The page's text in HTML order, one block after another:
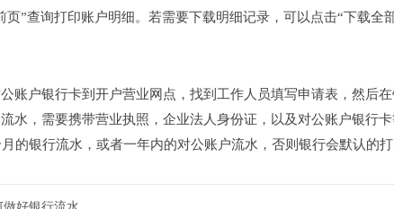
页”查询打印账户明细。若需要下载明细记录，可以点击“下载
账户银行卡到开户营业网点，找到工作人员填写申请表，然
水，需要携带营业执照，企业法人身份证，以及对公账户银行
的银行流水，或者一年内的对公账户流水，否则银行会默认的打